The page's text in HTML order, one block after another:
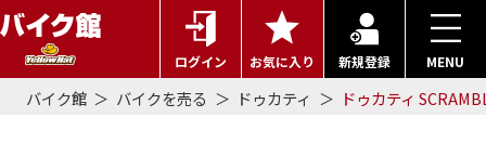
ログイン お気に入り 新規登録 MENU
バイク館 バイクを売る ドゥカティ ドゥカティ